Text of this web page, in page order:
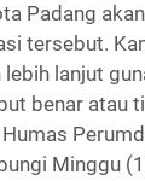
Padang akan
tersebut.
lanjut
benar atau
Minggu